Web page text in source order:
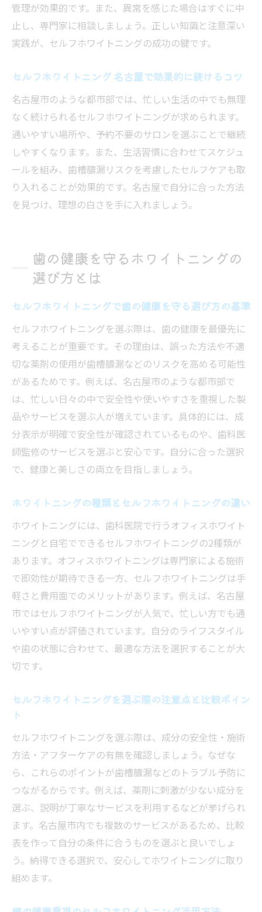
管理が効果的です。また、異常を感じた場合はすぐに中
止し、専門家に相談しましょう。正しい知識と注意深い
実践が、セルフホワイトニングの成功の鍵です。
セルフホワイトニング 名古屋で効果的に続けるコツ
名古屋市のような都市部では、忙しい生活の中でも無理
なく続けられるセルフホワイトニングが求められます。
通いやすい場所や、予約不要のサロンを選ぶことで継続
しやすくなります。また、生活習慣に合わせてスケジュ
ールを組み、歯槽膿漏リスクを考慮したセルフケアも取
り入れることが効果的です。名古屋で自分に合った方法
を見つけ、理想の白さを手に入れましょう。
歯の健康を守るホワイトニングの
選び方とは
セルフホワイトニングで歯の健康を守る選び方の基準
セルフホワイトニングを選ぶ際は、歯の健康を最優先に
考えることが重要です。その理由は、誤った方法や不適
切な薬剤の使用が歯槽膿漏などのリスクを高める可能性
があるためです。例えば、名古屋市のような都市部で
は、忙しい日々の中で安全性や使いやすさを重視した製
品やサービスを選ぶ人が増えています。具体的には、成
分表示が明確で安全性が確認されているものや、歯科医
師監修のサービスを選ぶと安心です。自分に合った選択
で、健康と美しさの両立を目指しましょう。
ホワイトニングの種類とセルフホワイトニングの違い
ホワイトニングには、歯科医院で行うオフィスホワイト
ニングと自宅でできるセルフホワイトニングの2種類が
あります。オフィスホワイトニングは専門家による施術
で即効性が期待できる一方、セルフホワイトニングは手
軽さと費用面でのメリットがあります。例えば、名古屋
市ではセルフホワイトニングが人気で、忙しい方でも通
いやすい点が評価されています。自分のライフスタイル
や歯の状態に合わせて、最適な方法を選択することが大
切です。
セルフホワイトニングを選ぶ際の注意点と比較ポイン
ト
セルフホワイトニングを選ぶ際は、成分の安全性・施術
方法・アフターケアの有無を確認しましょう。なぜな
ら、これらのポイントが歯槽膿漏などのトラブル予防に
つながるからです。例えば、薬剤に刺激が少ない成分を
選ぶ、説明が丁寧なサービスを利用するなどが挙げられ
ます。名古屋市内でも複数のサービスがあるため、比較
表を作って自分の条件に合うものを選ぶと良いでしょ
う。納得できる選択で、安心してホワイトニングに取り
組めます。